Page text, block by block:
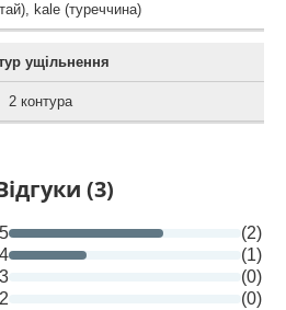
, kale (туреччина)
ущільнення
2 контура
(3)
5
(2)
4
(1)
3
(0)
2
(0)